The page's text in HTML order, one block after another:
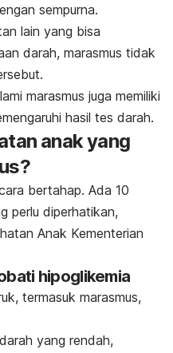
sempurna.
lain yang bisa
darah, marasmus tidak
marasmus juga memiliki
hasil tes darah.
anak yang
bertahap. Ada 10
perlu diperhatikan,
Anak Kementerian
hipoglikemia
termasuk marasmus,
yang rendah,